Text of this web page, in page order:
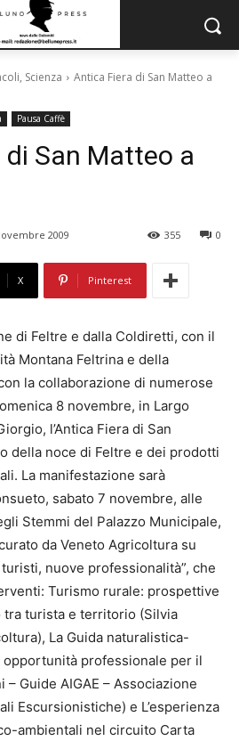
Scienza
Antica Fiera di San Matteo a
Pausa Caffè
San Matteo a
2009 0
355
X Pinterest
di Feltre e dalla Coldiretti, con il
Montana Feltrina e della
la collaborazione di numerose
8 novembre, in Largo
l’Antica Fiera di San
della noce di Feltre e dei prodotti
La manifestazione sarà
sabato 7 novembre, alle
Stemmi del Palazzo Municipale,
da Veneto Agricoltura su
nuove professionalità”, che
Turismo rurale: prospettive
turista e territorio (Silvia
La Guida naturalistica-
opportunità professionale per il
Guide AIGAE – Associazione
Escursionistiche) e L’esperienza
ambientali nel circuito Carta